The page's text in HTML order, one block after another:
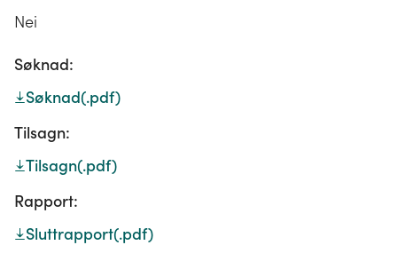
Nei
Søknad:
Søknad(.pdf)
Tilsagn:
Tilsagn(.pdf)
Rapport:
Sluttrapport(.pdf)